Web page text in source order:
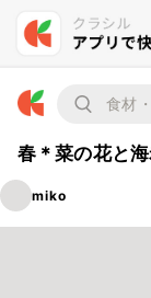
春＊菜の花と
miko